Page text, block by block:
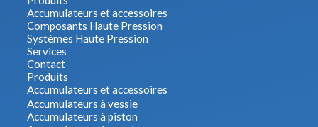
Accumulateurs et accessoires
Composants Haute Pression
Systèmes Haute Pression
Services
Contact
Produits
Accumulateurs et accessoires
Accumulateurs à vessie
Accumulateurs à piston